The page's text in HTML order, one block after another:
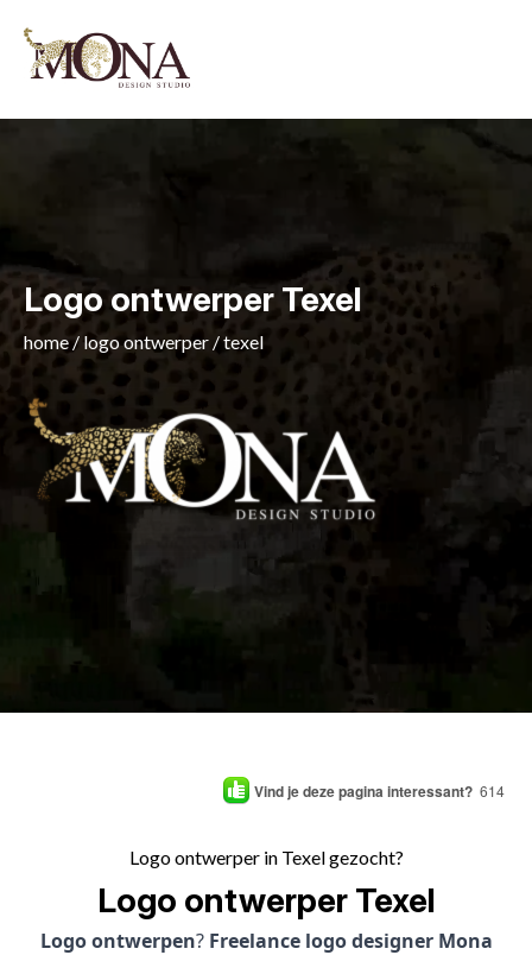
Logo ontwerper Texel
home/logo ontwerper /texel
Vind je deze pagina interessant? 614
Logo ontwerper in Texel gezocht?
Logo ontwerper Texel
Logo ontwerpen? Freelance logo designer Mona